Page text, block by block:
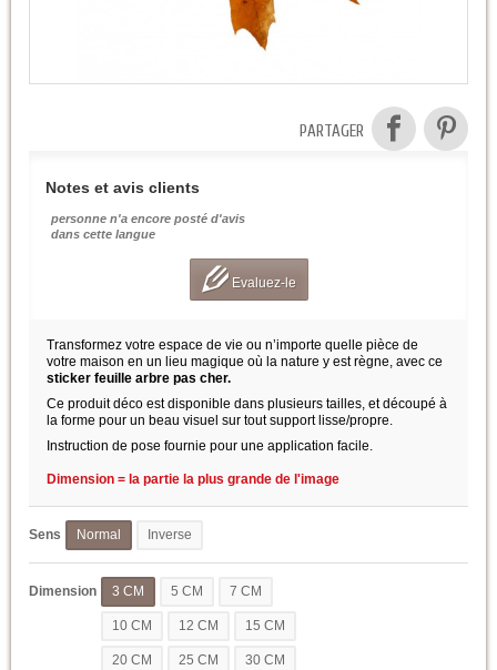
PARTAGER
Notes et avis clients
personne n'a encore posté d'avis
dans cette langue
Evaluez-le
Transformez votre espace de vie ou n’importe quelle pièce de
votre maison en un lieu magique où la nature y est règne, avec ce
sticker feuille arbre pas cher.
Ce produit déco est disponible dans plusieurs tailles, et découpé à
la forme pour un beau visuel sur tout support lisse/propre.
Instruction de pose fournie pour une application facile.
Dimension = la partie la plus grande de l'image
Sens Normal Inverse
Dimension 3 CM 5 CM 7 CM
10 CM 12 CM 15 CM
20 CM 25 CM 30 CM